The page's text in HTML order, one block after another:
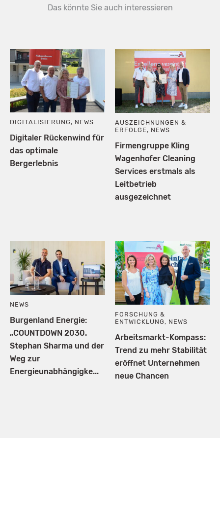
Das könnte Sie auch interessieren
DIGITALISIERUNG, NEWS
Digitaler Rückenwind für
das optimale
Bergerlebnis
AUSZEICHNUNGEN &
ERFOLGE , NEWS
Firmengruppe Kling
Wagenhofer Cleaning
Services erstmals als
Leitbetrieb
ausgezeichnet
NEWS
Burgenland Energie:
„COUNTDOWN 2030.
Stephan Sharma und der
Weg zur
Energieunabhängigke...
FORSCHUNG &
ENTWICKLUNG, NEWS
Arbeitsmarkt-Kompass:
Trend zu mehr Stabilität
eröffnet Unternehmen
neue Chancen